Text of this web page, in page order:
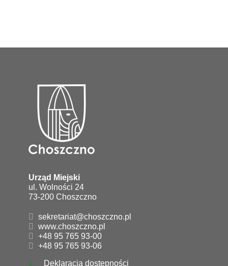
Urząd Miejski
ul. Wolności 24
73-200 Choszczno
sekretariat@choszczno.pl
www.choszczno.pl
+48 95 765 93-00
+48 95 765 93-06
Deklaracja dostępności